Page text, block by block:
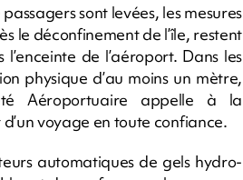
sont levées, les mesures
le déconfinement de l’île, restent
de l’aéroport. Dans les
physique d’au moins un mètre,
Aéroportuaire appelle à la
voyage en toute confiance.
automatiques de gels hydro-